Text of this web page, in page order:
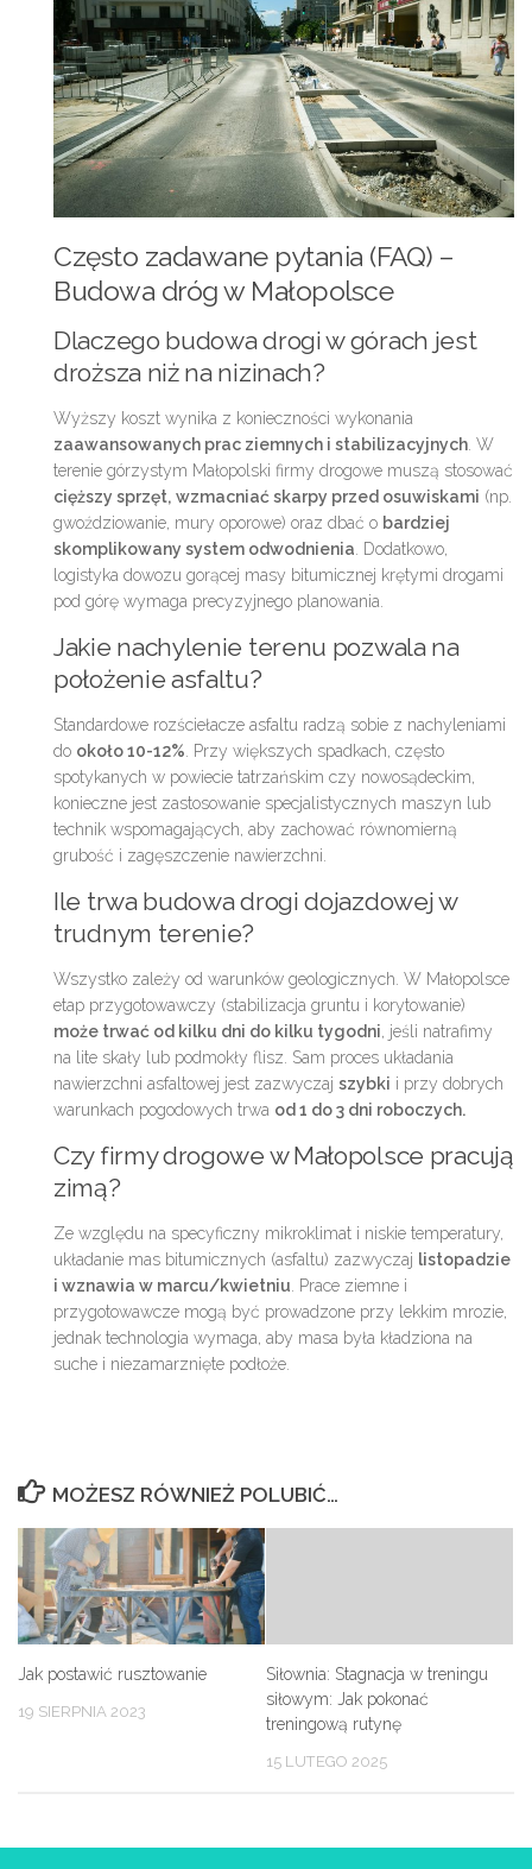
Często zadawane pytania (FAQ) –
Budowa dróg w Małopolsce
Dlaczego budowa drogi w górach jest
droższa niż na nizinach?
Wyższy koszt wynika z konieczności wykonania
zaawansowanych prac ziemnych i stabilizacyjnych . W
terenie górzystym Małopolski firmy drogowe muszą stosować
cięższy sprzęt, wzmacniać skarpy przed osuwiskami (np.
gwoździowanie, mury oporowe) oraz dbać o bardziej
skomplikowany system odwodnienia . Dodatkowo,
logistyka dowozu gorącej masy bitumicznej krętymi drogami
pod górę wymaga precyzyjnego planowania.
Jakie nachylenie terenu pozwala na
położenie asfaltu?
Standardowe rozściełacze asfaltu radzą sobie z nachyleniami
do około 10-12% . Przy większych spadkach, często
spotykanych w powiecie tatrzańskim czy nowosądeckim,
konieczne jest zastosowanie specjalistycznych maszyn lub
technik wspomagających, aby zachować równomierną
grubość i zagęszczenie nawierzchni.
Ile trwa budowa drogi dojazdowej w
trudnym terenie?
Wszystko zależy od warunków geologicznych. W Małopolsce
etap przygotowawczy (stabilizacja gruntu i korytowanie)
może trwać od kilku dni do kilku tygodni , jeśli natrafimy
na lite skały lub podmokły flisz. Sam proces układania
nawierzchni asfaltowej jest zazwyczaj szybki i przy dobrych
warunkach pogodowych trwa od 1 do 3 dni roboczych.
Czy firmy drogowe w Małopolsce pracują
zimą?
Ze względu na specyficzny mikroklimat i niskie temperatury,
układanie mas bitumicznych (asfaltu) zazwyczaj listopadzie
i wznawia w marcu/kwietniu . Prace ziemne i
przygotowawcze mogą być prowadzone przy lekkim mrozie,
jednak technologia wymaga, aby masa była kładziona na
suche i niezamarznięte podłoże.
MOŻESZ RÓWNIEŻ POLUBIĆ…
Jak postawić rusztowanie
19 SIERPNIA 2023
Siłownia: Stagnacja w treningu
siłowym: Jak pokonać
treningową rutynę
15 LUTEGO 2025